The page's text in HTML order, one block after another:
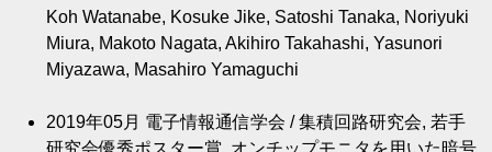
Koh Watanabe, Kosuke Jike, Satoshi Tanaka, Noriyuki
Miura, Makoto Nagata, Akihiro Takahashi, Yasunori
Miyazawa, Masahiro Yamaguchi
2019年05月 電子情報通信学会 / 集積回路研究会, 若手